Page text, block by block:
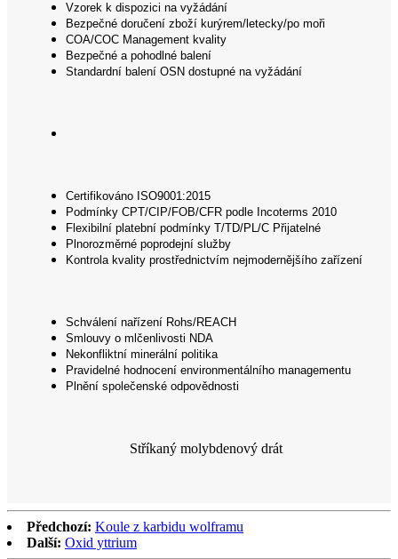
Vzorek k dispozici na vyžádání
Bezpečné doručení zboží kurýrem/letecky/po moři
COA/COC Management kvality
Bezpečné a pohodlné balení
Standardní balení OSN dostupné na vyžádání
Certifikováno ISO9001:2015
Podmínky CPT/CIP/FOB/CFR podle Incoterms 2010
Flexibilní platební podmínky T/TD/PL/C Přijatelné
Plnorozměrné poprodejní služby
Kontrola kvality prostřednictvím nejmodernějšího zařízení
Schválení nařízení Rohs/REACH
Smlouvy o mlčenlivosti NDA
Nekonfliktní minerální politika
Pravidelné hodnocení environmentálního managementu
Plnění společenské odpovědnosti
Stříkaný molybdenový drát
Předchozí: Koule z karbidu wolframu
Další: Oxid yttrium